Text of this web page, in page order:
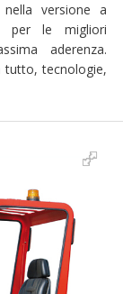
versione a
le migliori
aderenza.
tutto, tecnologie,